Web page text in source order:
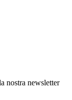
nostra newsletter